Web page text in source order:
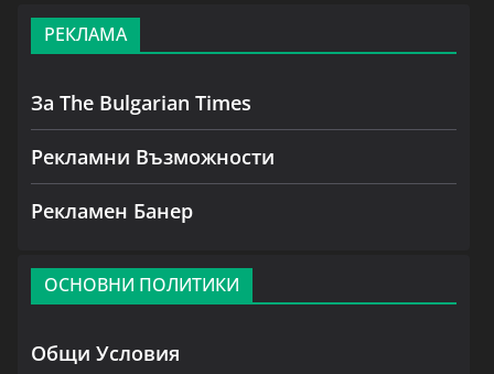
РЕКЛАМА
За The Bulgarian Times
Рекламни Възможности
Рекламен Банер
ОСНОВНИ ПОЛИТИКИ
Общи Условия